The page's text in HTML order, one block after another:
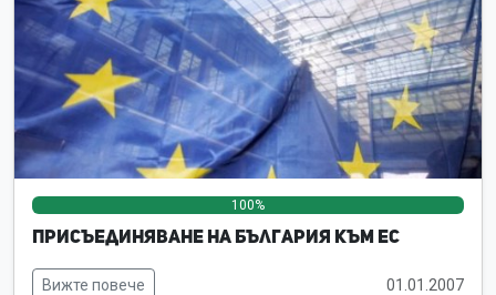
100%
Присъединяване на България към ЕС
Вижте повече 01.01.2007